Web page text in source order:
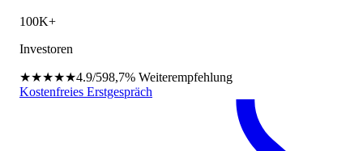
100K+
Investoren
★★★★★4.9/598,7% Weiterempfehlung
Kostenfreies Erstgespräch